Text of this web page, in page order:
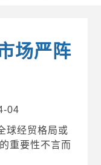
场严阵
04
球经贸格局或
重要性不言而